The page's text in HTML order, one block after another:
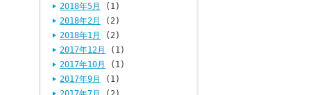
2018年5月
(1)
2018年2月
(2)
2018年1月
(2)
2017年12月
(1)
2017年10月
(1)
2017年9月
(1)